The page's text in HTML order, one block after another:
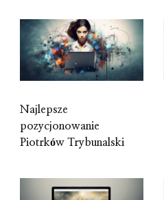
Najlepsze
pozycjonowanie
Piotrków Trybunalski